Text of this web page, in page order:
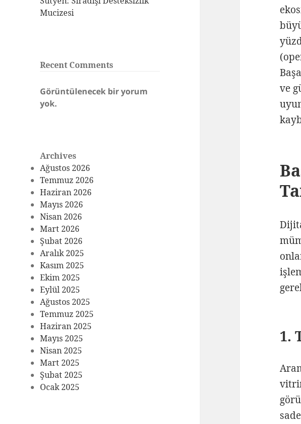
Mucizesi
Recent Comments
Görüntülenecek bir yorum
yok.
Archives
Ağustos 2026
Temmuz 2026
Haziran 2026
Mayıs 2026
Nisan 2026
Mart 2026
Şubat 2026
Aralık 2025
Kasım 2025
Ekim 2025
Eylül 2025
Ağustos 2025
Temmuz 2025
Haziran 2025
Mayıs 2025
Nisan 2025
Mart 2025
Şubat 2025
Ocak 2025
ve
1.